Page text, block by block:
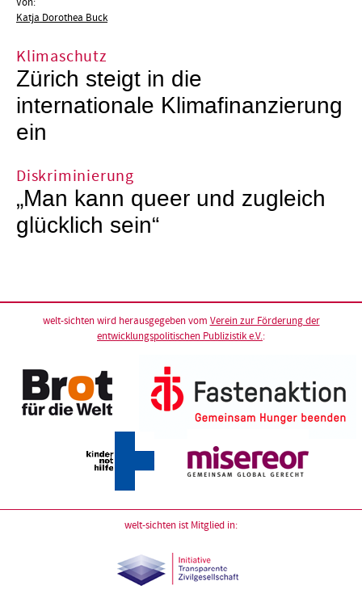
Von:
Katja Dorothea Buck
Klimaschutz
Zürich steigt in die
internationale Klimafinanzierung
ein
Diskriminierung
„Man kann queer und zugleich
glücklich sein“
welt-sichten wird herausgegeben vom Verein zur Förderung der
entwicklungspolitischen Publizistik e.V.:
welt-sichten ist Mitglied in: